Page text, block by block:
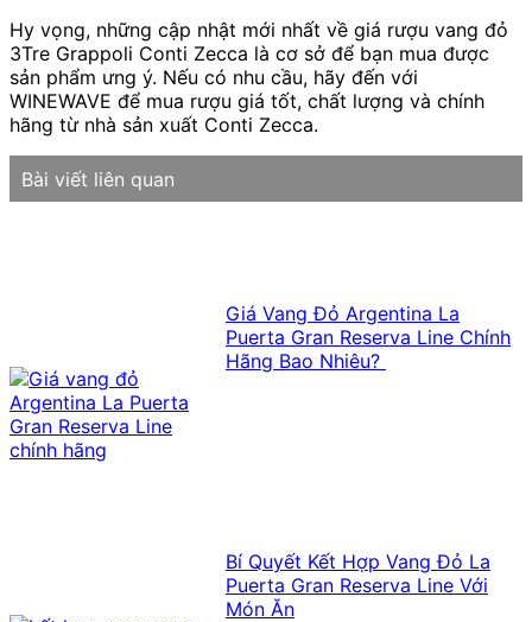
Hy vọng, những cập nhật mới nhất về giá rượu vang đỏ
3Tre Grappoli Conti Zecca là cơ sở để bạn mua được
sản phẩm ưng ý. Nếu có nhu cầu, hãy đến với
WINEWAVE để mua rượu giá tốt, chất lượng và chính
hãng từ nhà sản xuất Conti Zecca.
Bài viết liên quan
Giá Vang Đỏ Argentina La
Puerta Gran Reserva Line Chính
Hãng Bao Nhiêu?
Bí Quyết Kết Hợp Vang Đỏ La
Puerta Gran Reserva Line Với
Món Ăn